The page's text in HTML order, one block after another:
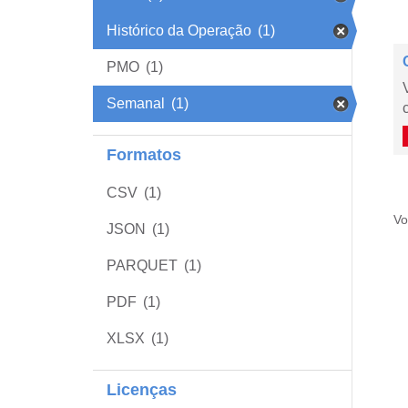
Histórico da Operação (1)
PMO (1)
Semanal (1)
Formatos
CSV (1)
JSON (1)
PARQUET (1)
PDF (1)
XLSX (1)
Licenças